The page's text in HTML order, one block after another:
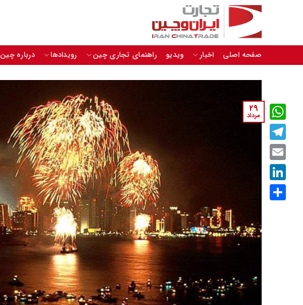
صفحه اصلی اخبار ویدیو راهنمای تجاری چین رویدادها درباره چین
29
مرداد
WhatsApp
Telegram
Email
LinkedIn